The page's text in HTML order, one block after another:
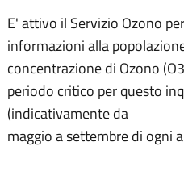
E' attivo il Servizio Ozono
informazioni alla
concentrazione di Ozono
periodo critico per questo
(indicativamente da
maggio a settembre di ogni